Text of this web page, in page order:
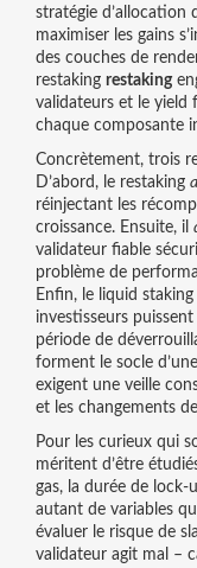
stratégie d’allocation
maximiser les gains
des couches de
restaking restaking
validateurs et le yield
chaque composante
Concrètement, trois
D’abord, le restaking
réinjectant les
croissance. Ensuite, il
validateur fiable
problème de
Enfin, le liquid staking
investisseurs
période de
forment le socle
exigent une veille
et les changements
Pour les curieux qui
méritent d’être
gas, la durée de
autant de variables
évaluer le risque de
validateur agit mal –